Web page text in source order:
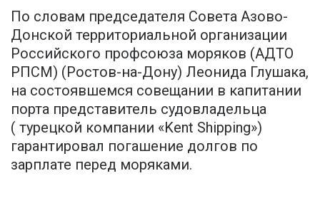
По словам председателя Совета Азово-
Донской территориальной организации
Российского профсоюза моряков (АДТО
РПСМ) (Ростов-на-Дону) Леонида Глушака,
на состоявшемся совещании в капитании
порта представитель судовладельца
( турецкой компании «Kent Shipping»)
гарантировал погашение долгов по
зарплате перед моряками.